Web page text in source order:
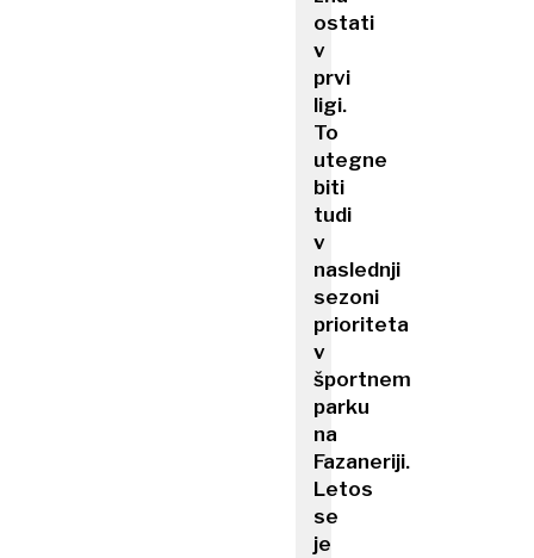
ostati
v
prvi
ligi.
To
utegne
biti
tudi
v
naslednji
sezoni
prioriteta
v
športnem
parku
na
Fazaneriji.
Letos
se
je